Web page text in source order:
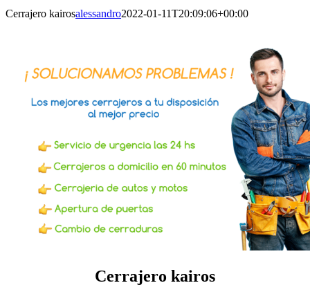
Cerrajero kairosalessandro2022-01-11T20:09:06+00:00
Cerrajero kairos